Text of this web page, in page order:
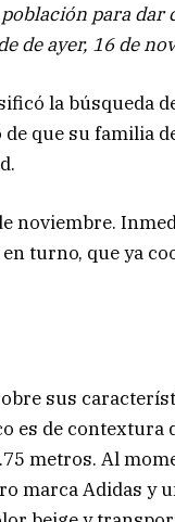
para dar
de ayer, 16 de
la búsqueda
de que su familia
noviembre.
turno, que ya
sus
es de contextura
metros. Al
marca Adidas y